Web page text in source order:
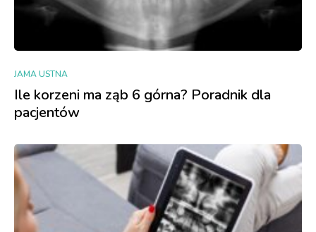
JAMA USTNA
Ile korzeni ma ząb 6 górna? Poradnik dla
pacjentów